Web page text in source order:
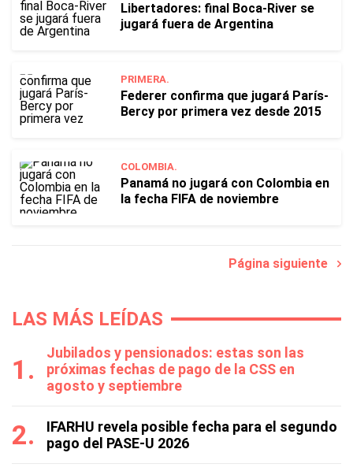
Libertadores: final Boca-River se
jugará fuera de Argentina
PRIMERA.
Federer confirma que jugará París-
Bercy por primera vez desde 2015
COLOMBIA.
Panamá no jugará con Colombia en
la fecha FIFA de noviembre
Página siguiente
LAS MÁS LEÍDAS
Jubilados y pensionados: estas son las
próximas fechas de pago de la CSS en
agosto y septiembre
IFARHU revela posible fecha para el segundo
pago del PASE-U 2026